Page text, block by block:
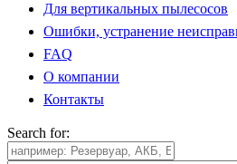
Для вертикальных пылесосов
Ошибки, устранение
FAQ
О компании
Контакты
Search for: